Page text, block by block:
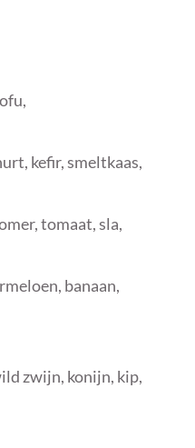
kefir, smeltkaas,
tomaat, sla,
banaan,
zwijn, konijn, kip,